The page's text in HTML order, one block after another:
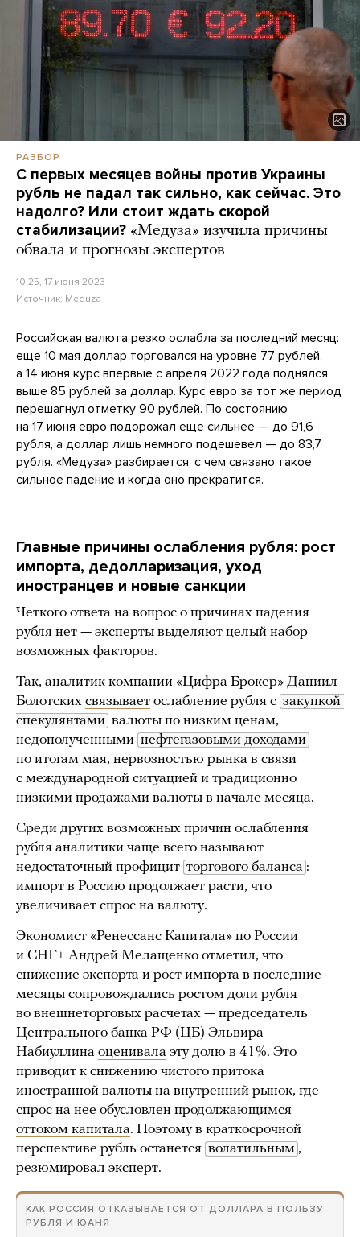
РАЗБОР
С первых месяцев войны против Украины
рубль не падал так сильно, как сейчас. Это
надолго? Или стоит ждать скорой
стабилизации? «Медуза» изучила причины
обвала и прогнозы экспертов
10:25, 17 июня 2023
Источник: Meduza
Российская валюта резко ослабла за последний месяц:
еще 10 мая доллар торговался на уровне 77 рублей,
а 14 июня курс впервые с апреля 2022 года поднялся
выше 85 рублей за доллар. Курс евро за тот же период
перешагнул отметку 90 рублей. По состоянию
на 17 июня евро подорожал еще сильнее — до 91,6
рубля, а доллар лишь немного подешевел — до 83,7
рубля. «Медуза» разбирается, с чем связано такое
сильное падение и когда оно прекратится.
Главные причины ослабления рубля: рост
импорта, дедолларизация, уход
иностранцев и новые санкции
Четкого ответа на вопрос о причинах падения
рубля нет — эксперты выделяют целый набор
возможных факторов.
Так, аналитик компании «Цифра Брокер» Даниил
Болотских связывает ослабление рубля с закупкой
спекулянтами валюты по низким ценам,
недополученными нефтегазовыми доходами
по итогам мая, нервозностью рынка в связи
с международной ситуацией и традиционно
низкими продажами валюты в начале месяца.
Среди других возможных причин ослабления
рубля аналитики чаще всего называют
недостаточный профицит торгового баланса :
импорт в Россию продолжает расти, что
увеличивает спрос на валюту.
Экономист «Ренессанс Капитала» по России
и СНГ+ Андрей Мелащенко отметил, что
снижение экспорта и рост импорта в последние
месяцы сопровождались ростом доли рубля
во внешнеторговых расчетах — председатель
Центрального банка РФ (ЦБ) Эльвира
Набиуллина оценивала эту долю в 41%. Это
приводит к снижению чистого притока
иностранной валюты на внутренний рынок, где
спрос на нее обусловлен продолжающимся
оттоком капитала. Поэтому в краткосрочной
перспективе рубль останется волатильным ,
резюмировал эксперт.
КАК РОССИЯ ОТКАЗЫВАЕТСЯ ОТ ДОЛЛАРА В ПОЛЬЗУ
РУБЛЯ И ЮАНЯ